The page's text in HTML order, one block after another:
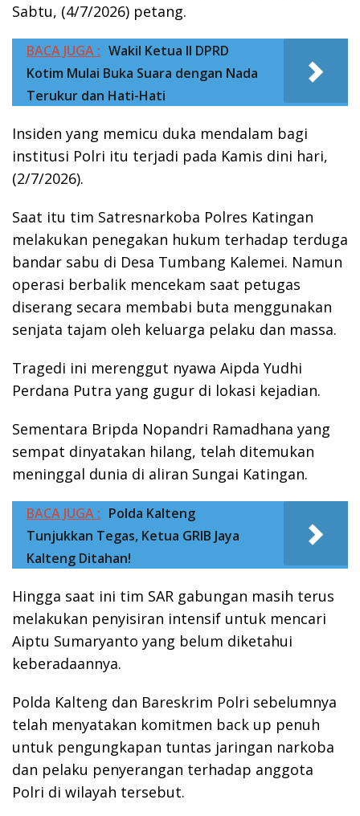
Sabtu, (4/7/2026) petang.
BACA JUGA : Wakil Ketua II DPRD
Kotim Mulai Buka Suara dengan Nada
Terukur dan Hati-Hati
Insiden yang memicu duka mendalam bagi
institusi Polri itu terjadi pada Kamis dini hari,
(2/7/2026).
Saat itu tim Satresnarkoba Polres Katingan
melakukan penegakan hukum terhadap terduga
bandar sabu di Desa Tumbang Kalemei. Namun
operasi berbalik mencekam saat petugas
diserang secara membabi buta menggunakan
senjata tajam oleh keluarga pelaku dan massa.
Tragedi ini merenggut nyawa Aipda Yudhi
Perdana Putra yang gugur di lokasi kejadian.
Sementara Bripda Nopandri Ramadhana yang
sempat dinyatakan hilang, telah ditemukan
meninggal dunia di aliran Sungai Katingan.
BACA JUGA : Polda Kalteng
Tunjukkan Tegas, Ketua GRIB Jaya
Kalteng Ditahan!
Hingga saat ini tim SAR gabungan masih terus
melakukan penyisiran intensif untuk mencari
Aiptu Sumaryanto yang belum diketahui
keberadaannya.
Polda Kalteng dan Bareskrim Polri sebelumnya
telah menyatakan komitmen back up penuh
untuk pengungkapan tuntas jaringan narkoba
dan pelaku penyerangan terhadap anggota
Polri di wilayah tersebut.